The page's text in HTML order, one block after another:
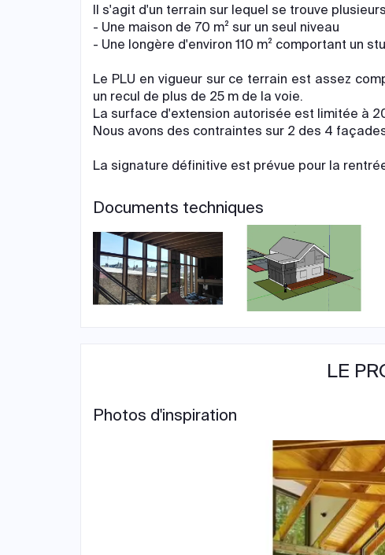
Il s'agit d'un terrain sur lequel se trouve
- Une maison de 70 m² sur un seul niveau
- Une longère d'environ 110 m² comportant un
Le PLU en vigueur sur ce terrain est assez
un recul de plus de 25 m de la voie.
La surface d'extension autorisée est limitée à
Nous avons des contraintes sur 2 des 4
La signature définitive est prévue pour la
Documents techniques
LE
Photos d'inspiration